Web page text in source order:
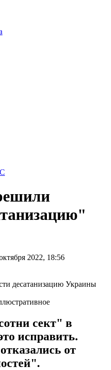
2022, 18:56
сект" в
исправить.
от